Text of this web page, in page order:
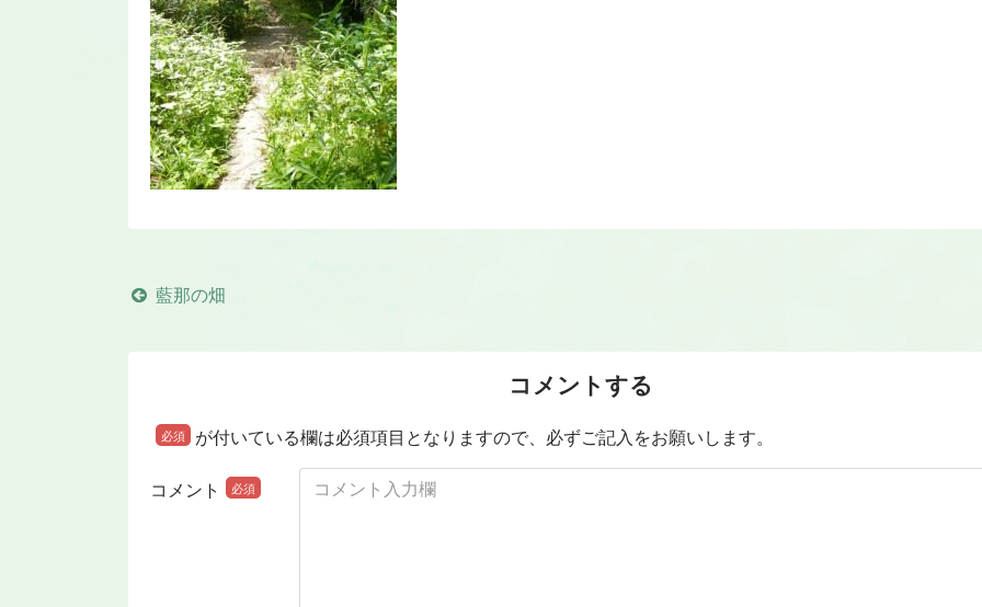
藍那の畑
コメントする
必須 が付いている欄は必須項目となりますので、必ずご記入をお願いします。
コメント 必須